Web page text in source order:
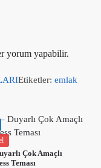
yorum yapabilir.
Etiketler: emlak
Çok Amaçlı
Teması